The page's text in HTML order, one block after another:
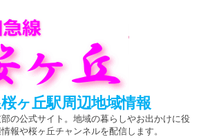
ヶ丘駅周辺地域情報
の公式サイト。地域の暮らしやお出かけに役
報や桜ヶ丘チャンネルを配信します。